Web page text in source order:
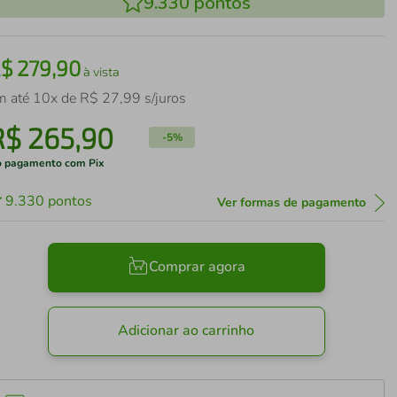
279,90à vista
até 10x de R$ 27,99 s/juros
265,90 -5%
pagamento com Pix
9.330 pontos Ver formas de pagamento
Comprar agora
Adicionar ao carrinho